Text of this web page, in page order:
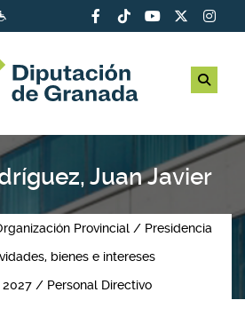
Juan Javier
Provincial
Presidencia
bienes e intereses
2027
Personal Directivo